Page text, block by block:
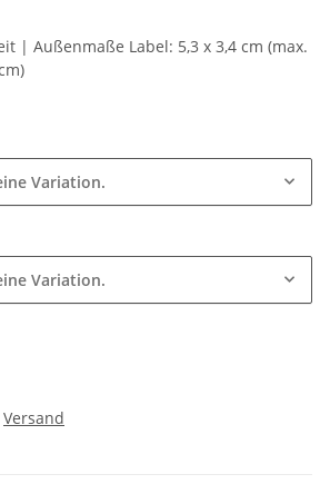
| Außenmaße Label: 5,3 x 3,4 cm (max.
Variation.
Variation.
Versand